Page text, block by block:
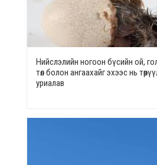
Нийслэлийн ногоон бүсийн ой,
төл болон ангаахайг эхээс нь
уриалав